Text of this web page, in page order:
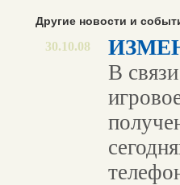
Другие новости и
30.10.08
В